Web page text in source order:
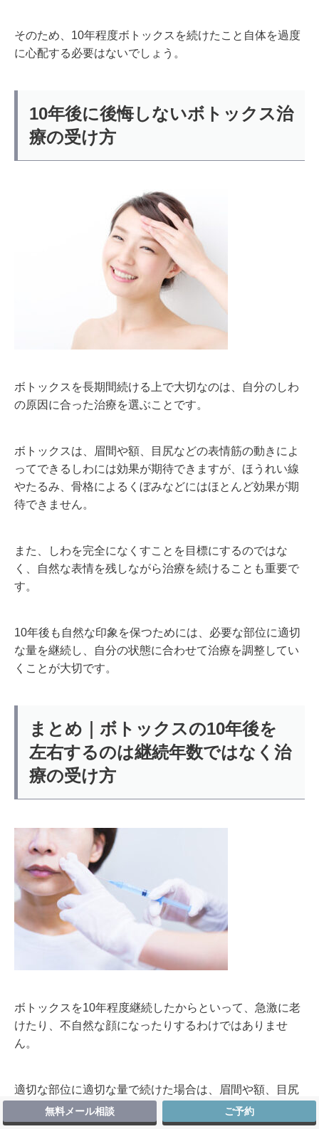
そのため、10年程度ボトックスを続けたこと自体を過度
に心配する必要はないでしょう。
10年後に後悔しないボトックス治
療の受け方
ボトックスを長期間続ける上で大切なのは、自分のしわ
の原因に合った治療を選ぶことです。
ボトックスは、眉間や額、目尻などの表情筋の動きによ
ってできるしわには効果が期待できますが、ほうれい線
やたるみ、骨格によるくぼみなどにはほとんど効果が期
待できません。
また、しわを完全になくすことを目標にするのではな
く、自然な表情を残しながら治療を続けることも重要で
す。
10年後も自然な印象を保つためには、必要な部位に適切
な量を継続し、自分の状態に合わせて治療を調整してい
くことが大切です。
まとめ｜ボトックスの10年後を
左右するのは継続年数ではなく治
療の受け方
ボトックスを10年程度継続したからといって、急激に老
けたり、不自然な顔になったりするわけではありませ
ん。
適切な部位に適切な量で続けた場合は、眉間や額、目尻
などの表情じわが深く刻まれるのを予防できる可能性が
あります。
無料メール相談 ご予約